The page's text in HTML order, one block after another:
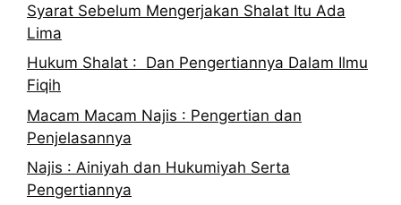
Syarat Sebelum Mengerjakan Shalat Itu Ada
Lima
Hukum Shalat : Dan Pengertiannya Dalam Ilmu
Fiqih
Macam Macam Najis : Pengertian dan
Penjelasannya
Najis : Ainiyah dan Hukumiyah Serta
Pengertiannya